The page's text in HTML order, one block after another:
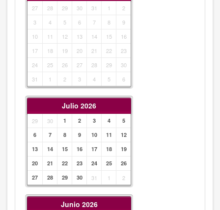
27 28 29 30 31 1
2
3
4 5 6 7 8
9
10
11 12 13 14 15
16
17
18 19 20 21 22
23
24
25 26 27 28 29
30
31
1 2 3 4 5 6
Julio 2026
29 30 1 2 3 4
5
6
7 8 9 10 11
12
13
14 15 16 17 18
19
20
21 22 23 24 25
26
27
28 29 30 31 1 2
Junio 2026